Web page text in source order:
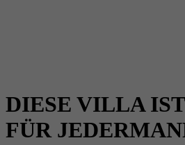
DIESE VILLA
FÜR